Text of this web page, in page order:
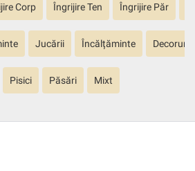
Corp Îngrijire Ten Îngrijire Păr
Jucării Încălțăminte Decoruri
Pisici Păsări Mixt